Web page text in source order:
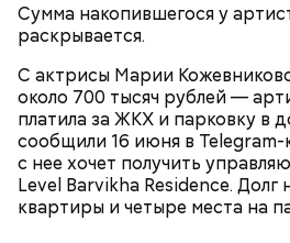
Сумма накопившегося у
раскрывается.
С актрисы Марии
около 700 тысяч рублей —
платила за ЖКХ и парковку в
сообщили 16 июня в Telegram-
с нее хочет получить
Level Barvikha Residence. Долг
квартиры и четыре места на
Родственники обналичивали
их Гасанову. А чтобы
вызвать подозрений у
распределял их между еще
либо покупал на них квартиры.